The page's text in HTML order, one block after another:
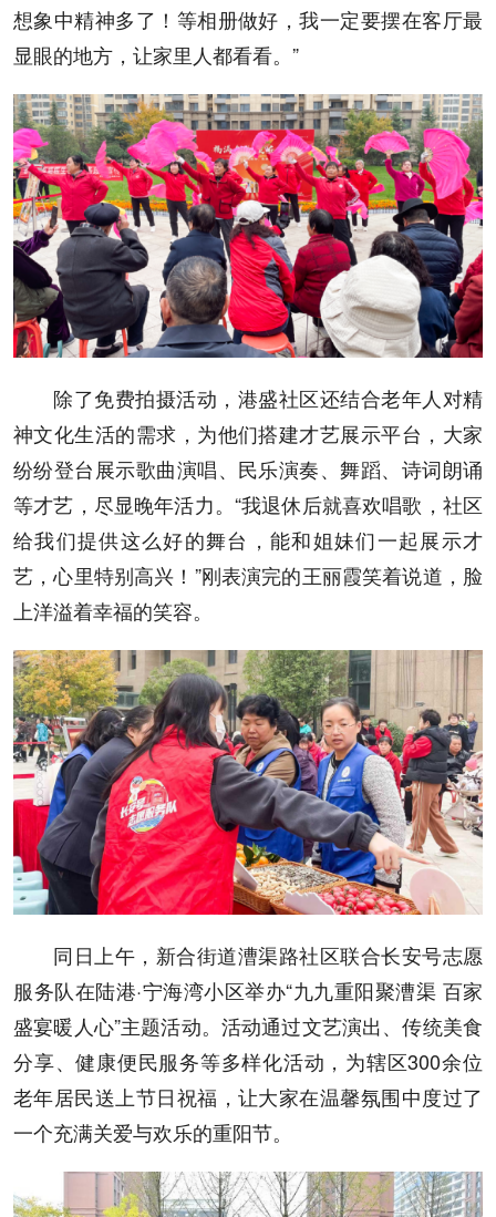
想象中精神多了！等相册做好，我一定要摆在客厅最
显眼的地方，让家里人都看看。”
除了免费拍摄活动，港盛社区还结合老年人对精
神文化生活的需求，为他们搭建才艺展示平台，大家
纷纷登台展示歌曲演唱、民乐演奏、舞蹈、诗词朗诵
等才艺，尽显晚年活力。“我退休后就喜欢唱歌，社区
给我们提供这么好的舞台，能和姐妹们一起展示才
艺，心里特别高兴！”刚表演完的王丽霞笑着说道，脸
上洋溢着幸福的笑容。
同日上午，新合街道漕渠路社区联合长安号志愿
服务队在陆港·宁海湾小区举办“九九重阳聚漕渠 百家
盛宴暖人心”主题活动。活动通过文艺演出、传统美食
分享、健康便民服务等多样化活动，为辖区300余位
老年居民送上节日祝福，让大家在温馨氛围中度过了
一个充满关爱与欢乐的重阳节。